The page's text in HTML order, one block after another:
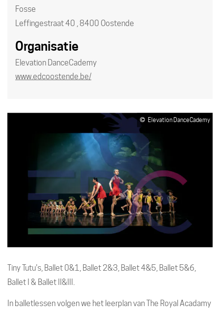
Elevation DanceCademy
Tiny Tutu's, Ballet 0&1, Ballet 2&3, Ballet 4&5, Ballet 5&6,
Ballet I & Ballet II&III.
In balletlessen volgen we het leerplan van The Royal Acadamy
Fosse
Leffingestraat 40 8400 Oostende
Organisatie
Elevation DanceCademy
Website
www.edcoostende.be/